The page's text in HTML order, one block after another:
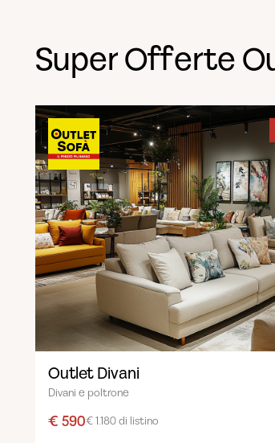
Super Offerte
Outlet Divani
Divani e poltrone
€ 590€ 1.180 di listino